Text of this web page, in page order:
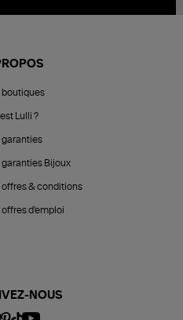
boutiques
Lulli ?
garanties
garanties Bijoux
offres & conditions
offres d'emploi
NOUS